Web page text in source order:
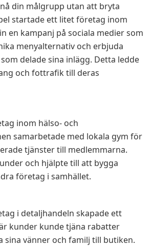
din målgrupp utan att bryta
startade ett litet företag inom
en kampanj på sociala medier som
menyalternativ och erbjuda
delade sina inlägg. Detta ledde
och fottrafik till deras
inom hälso- och
samarbetade med lokala gym för
tjänster till medlemmarna.
och hjälpte till att bygga
företag i samhället.
i detaljhandeln skapade ett
kunder kunde tjäna rabatter
sina vänner och familj till butiken.